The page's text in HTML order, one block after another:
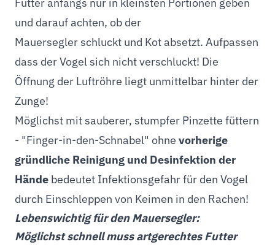
und darauf achten, ob der
Mauersegler schluckt und Kot absetzt. Aufpassen
dass der Vogel sich nicht verschluckt! Die
Öffnung der Luftröhre liegt unmittelbar hinter der
Zunge!
Möglichst mit sauberer, stumpfer Pinzette füttern
- "Finger-in-den-Schnabel" ohne vorherige
gründliche Reinigung und Desinfektion der
Hände bedeutet Infektionsgefahr für den Vogel
durch Einschleppen von Keimen in den Rachen!
Lebenswichtig für den Mauersegler:
Möglichst schnell muss artgerechtes Futter